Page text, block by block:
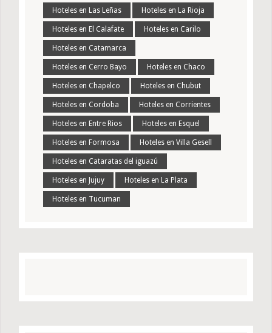
Hoteles en Las Leñas Hoteles en La Rioja
Hoteles en El Calafate Hoteles en Carilo
Hoteles en Catamarca
Hoteles en Cerro Bayo Hoteles en Chaco
Hoteles en Chapelco Hoteles en Chubut
Hoteles en Cordoba Hoteles en Corrientes
Hoteles en Entre Rios Hoteles en Esquel
Hoteles en Formosa Hoteles en Villa Gesell
Hoteles en Cataratas del iguazú
Hoteles en Jujuy Hoteles en La Plata
Hoteles en Tucuman